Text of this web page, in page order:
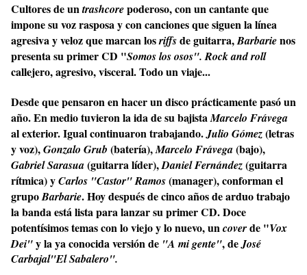
Cultores de untrashcorepoderoso, con un cantante que
impone su voz rasposa y con canciones que siguen la línea
agresiva y veloz que marcan losriffsde guitarra,Barbarienos
presenta su primer CD "Somos los osos". Rock and roll
callejero, agresivo, visceral. Todo un viaje...
Desde que pensaron en hacer un disco prácticamente pasó un
año. En medio tuvieron la ida de su bajistaMarcelo Frávega
al exterior. Igual continuaron trabajando.Julio Gómez(letras
y voz),Gonzalo Grub (batería),Marcelo Frávega(bajo),
Gabriel Sarasua(guitarra líder),Daniel Fernández(guitarra
rítmica) yCarlos "Castor" Ramos(manager), conforman el
grupoBarbarie. Hoy después de cinco años de arduo trabajo
la banda está lista para lanzar su primer CD. Doce
potentísimos temas con lo viejo y lo nuevo, uncoverde "Vox
Dei"y la ya conocida versión de "A mi gente", deJosé
Carbajal"El Sabalero".